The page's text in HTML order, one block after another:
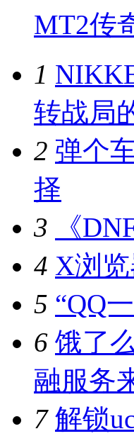
MT2传
1
转战局
2 弹个
择
3
《
4 X浏
5 “QQ
6 饿了
融服务
7 解锁